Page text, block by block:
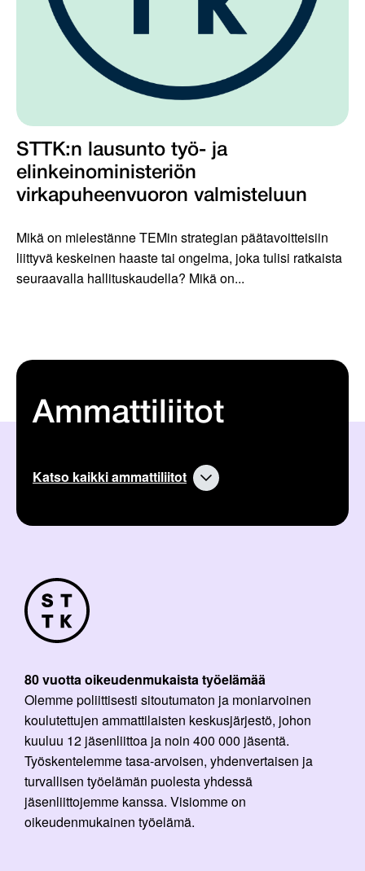
STTK:n lausunto työ- ja
elinkeinoministeriön
virkapuheenvuoron valmisteluun
Mikä on mielestänne TEMin strategian päätavoitteisiin
liittyvä keskeinen haaste tai ongelma, joka tulisi ratkaista
seuraavalla hallituskaudella? Mikä on...
Ammattiliitot
Katso kaikki ammattiliitot
80 vuotta oikeudenmukaista työelämää
Olemme poliittisesti sitoutumaton ja moniarvoinen
koulutettujen ammattilaisten keskusjärjestö, johon
kuuluu 12 jäsenliittoa ja noin 400 000 jäsentä.
Työskentelemme tasa-arvoisen, yhdenvertaisen ja
turvallisen työelämän puolesta yhdessä
jäsenliittojemme kanssa. Visiomme on
oikeudenmukainen työelämä.